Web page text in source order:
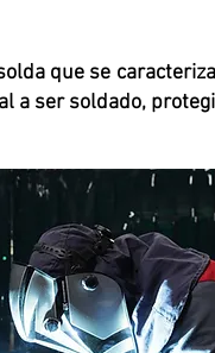
que se
a ser soldado,